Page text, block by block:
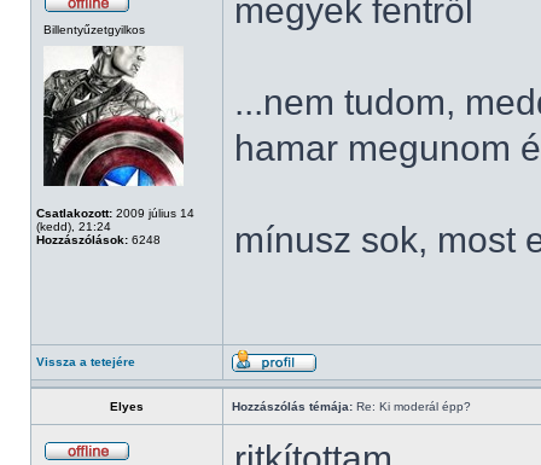
Billentyűzetgyilkos
Csatlakozott: 2009 július 14
(kedd), 21:24
Hozzászólások: 6248
megyek fentről
...nem tudom,
hamar megunom
mínusz sok, most
Vissza a tetejére
Elyes Hozzászólás témája: Re: Ki moderál épp?